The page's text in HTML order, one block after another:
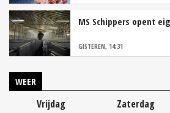
MS Schippers opent
GISTEREN, 14:31
WEER
Vrijdag Zaterdag